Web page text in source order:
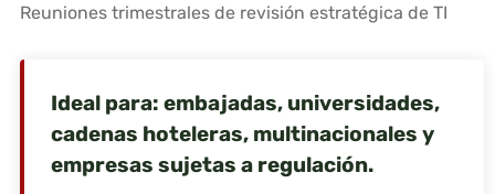
Reuniones trimestrales de revisión estratégica de TI
Ideal para: embajadas, universidades,
cadenas hoteleras, multinacionales y
empresas sujetas a regulación.